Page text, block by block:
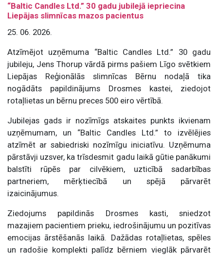
“Baltic Candles Ltd.” 30 gadu jubilejā iepriecina
Liepājas slimnīcas mazos pacientus
25. 06. 2026.
Atzīmējot uzņēmuma “Baltic Candles Ltd.” 30 gadu
jubileju, Jens Thorup vārdā pirms pašiem Līgo svētkiem
Liepājas Reģionālās slimnīcas Bērnu nodaļā tika
nogādāts papildinājums Drosmes kastei, ziedojot
rotaļlietas un bērnu preces 500 eiro vērtībā.
Jubilejas gads ir nozīmīgs atskaites punkts ikvienam
uzņēmumam, un “Baltic Candles Ltd.” to izvēlējies
atzīmēt ar sabiedriski nozīmīgu iniciatīvu. Uzņēmuma
pārstāvji uzsver, ka trīsdesmit gadu laikā gūtie panākumi
balstīti rūpēs par cilvēkiem, uzticībā sadarbības
partneriem, mērķtiecībā un spējā pārvarēt
izaicinājumus.
Ziedojums papildinās Drosmes kasti, sniedzot
mazajiem pacientiem prieku, iedrošinājumu un pozitīvas
emocijas ārstēšanās laikā. Dažādas rotaļlietas, spēles
un radošie komplekti palīdz bērniem vieglāk pārvarēt